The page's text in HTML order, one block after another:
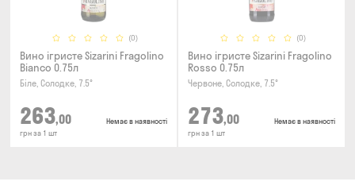
(0)
Вино ігристе Sizarini Fragolino
Bianco 0.75л
Біле, Солодке, 7.5°
263,00
грн за 1 шт
Немає в наявності
(0)
Вино ігристе Sizarini Fragolino
Rosso 0.75л
Червоне, Солодке, 7.5°
273,00
грн за 1 шт
Немає в наявності